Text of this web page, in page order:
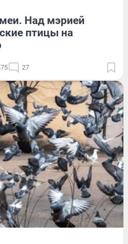
Над мэрией
птицы на
27